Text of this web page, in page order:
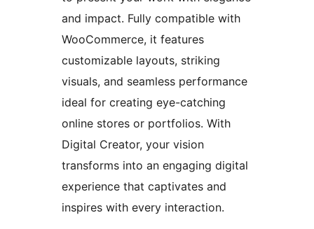
and impact. Fully compatible with
WooCommerce, it features
customizable layouts, striking
visuals, and seamless performance
ideal for creating eye-catching
online stores or portfolios. With
Digital Creator, your vision
transforms into an engaging digital
experience that captivates and
inspires with every interaction.